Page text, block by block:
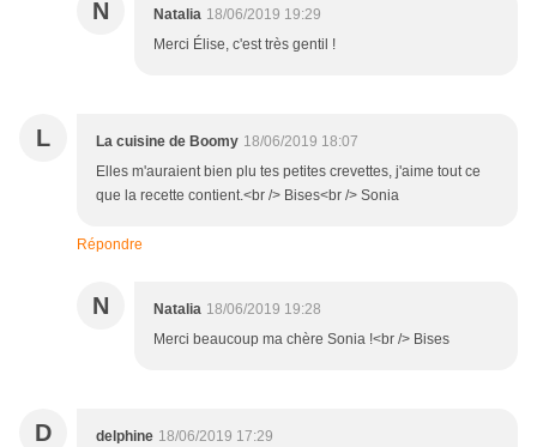
N Natalia 18/06/2019 19:29
Merci Élise, c'est très gentil !
L La cuisine de Boomy 18/06/2019 18:07
Elles m'auraient bien plu tes petites crevettes, j'aime tout ce
que la recette contient.<br /> Bises<br /> Sonia
Répondre
N Natalia 18/06/2019 19:28
Merci beaucoup ma chère Sonia !<br /> Bises
D delphine 18/06/2019 17:29